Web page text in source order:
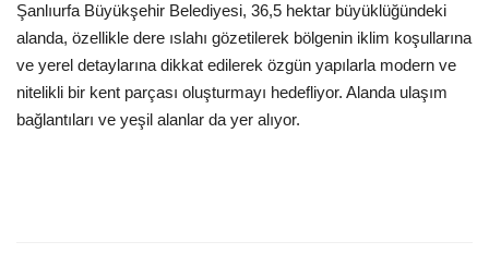
Şanlıurfa Büyükşehir Belediyesi, 36,5 hektar büyüklüğündeki
alanda, özellikle dere ıslahı gözetilerek bölgenin iklim koşullarına
ve yerel detaylarına dikkat edilerek özgün yapılarla modern ve
nitelikli bir kent parçası oluşturmayı hedefliyor. Alanda ulaşım
bağlantıları ve yeşil alanlar da yer alıyor.